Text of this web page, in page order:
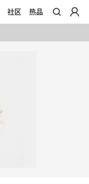
社区 热品